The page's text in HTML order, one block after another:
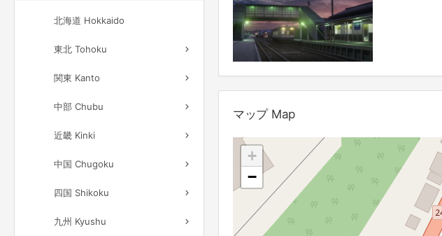
北海道 Hokkaido
東北 Tohoku
関東 Kanto
中部 Chubu
近畿 Kinki
中国 Chugoku
四国 Shikoku
九州 Kyushu
マップ Map
+
−